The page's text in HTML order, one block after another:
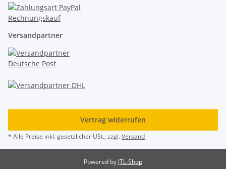
Versandpartner
Vertrag widerrufen
* Alle Preise inkl. gesetzlicher USt., zzgl.Versand
Powered by JTL-Shop